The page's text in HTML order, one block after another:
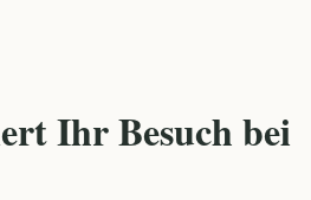
Ihr Besuch bei